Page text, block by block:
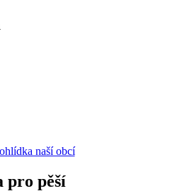
naší obcí
pro pěší